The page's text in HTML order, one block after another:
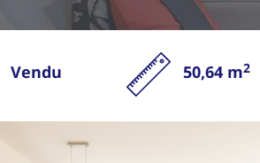
Vendu 50,64 m2